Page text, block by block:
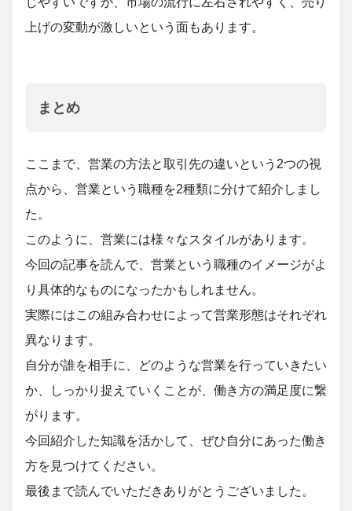
上げの変動が激しいという面もあります。
まとめ
ここまで、営業の方法と取引先の違いという2つの視
点から、営業という職種を2種類に分けて紹介しまし
た。
このように、営業には様々なスタイルがあります。
今回の記事を読んで、営業という職種のイメージがよ
り具体的なものになったかもしれません。
実際にはこの組み合わせによって営業形態はそれぞれ
異なります。
自分が誰を相手に、どのような営業を行っていきたい
か、しっかり捉えていくことが、働き方の満足度に繋
がります。
今回紹介した知識を活かして、ぜひ自分にあった働き
方を見つけてください。
最後まで読んでいただきありがとうございました。